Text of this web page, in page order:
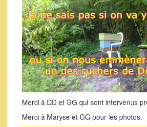
Merci à DD et GG qui sont intervenus
Merci à Maryse et GG pour les photos.